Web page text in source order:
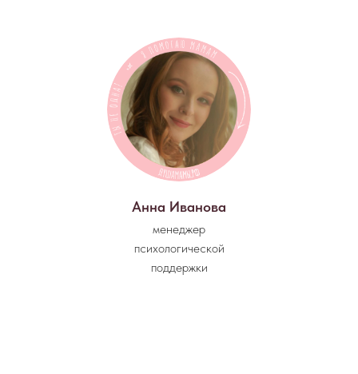
Анна Иванова
менеджер
психологической
поддержки